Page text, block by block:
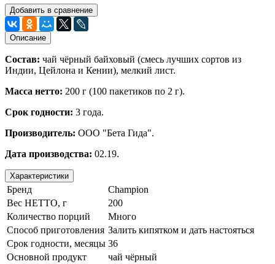
Добавить в сравнение
Описание
Состав: чай чёрный байховый (смесь лучших сортов из
Индии, Цейлона и Кении), мелкий лист.
Масса нетто: 200 г (100 пакетиков по 2 г).
Срок годности: 3 года.
Производитель: ООО "Бета Гида".
Дата производства: 02.19.
Характеристики
Бренд
Champion
Вес НЕТТО, г
200
Количество порций
Много
Способ приготовления Залить кипятком и дать настояться
Срок годности, месяцы 36
Основной продукт
чай чёрный